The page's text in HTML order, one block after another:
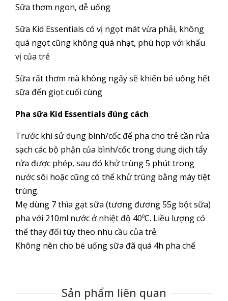
Sữa thơm ngon, dễ uống
Sữa Kid Essentials có vị ngọt mát vừa phải, không
quá ngọt cũng không quá nhạt, phù hợp với khẩu
vị của trẻ
Sữa rất thơm mà không ngấy sẽ khiến bé uống hết
sữa đến giọt cuối cùng
Pha sữa Kid Essentials đúng cách
Trước khi sử dụng bình/cốc để pha cho trẻ cần rửa
sạch các bộ phận của bình/cốc trong dung dịch tẩy
rửa được phép, sau đó khử trùng 5 phút trong
nước sôi hoặc cũng có thể khử trùng bằng máy tiệt
trùng.
Mẹ dùng 7 thìa gạt sữa (tương đương 55g bột sữa)
pha với 210ml nước ở nhiệt độ 40ºC. Liều lượng có
thể thay đổi tùy theo nhu cầu của trẻ.
Không nên cho bé uống sữa đã quá 4h pha chế
Sản phẩm liên quan